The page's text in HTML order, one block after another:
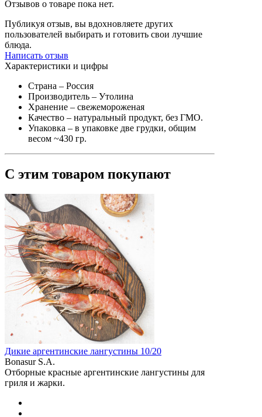
Отзывов о товаре пока нет.
Публикуя отзыв, вы вдохновляете других
пользователей выбирать и готовить свои лучшие
блюда.
Написать отзыв
Характеристики и цифры
Страна – Россия
Производитель – Утолина
Хранение – свежемороженая
Качество – натуральный продукт, без ГМО.
Упаковка – в упаковке две грудки, общим
весом ~430 гр.
С этим товаром покупают
Дикие аргентинские лангустины 10/20
Bonasur S.A.
Отборные красные аргентинские лангустины для
гриля и жарки.